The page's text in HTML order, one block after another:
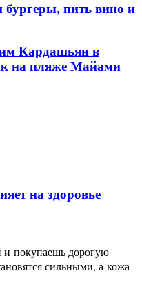
пить вино и
Кардашьян в
на пляже Майами
на здоровье
и покупаешь дорогую
сильными, а кожа